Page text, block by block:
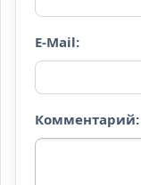
E-Mail:
Комментарий: